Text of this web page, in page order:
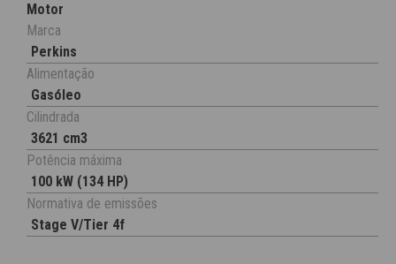
Motor
Marca
Perkins
Alimentação
Gasóleo
Cilindrada
3621 cm3
Potência máxima
100 kW (134 HP)
Normativa de emissões
Stage V/Tier 4f